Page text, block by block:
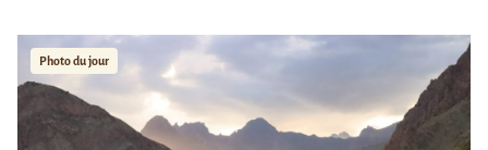
Photo du jour